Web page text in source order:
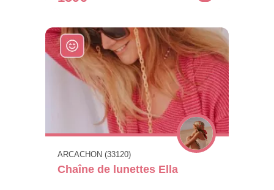
ARCACHON (33120)
Chaîne de lunettes Ella